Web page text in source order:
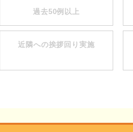
過去50例以上
近隣への挨拶回り実施